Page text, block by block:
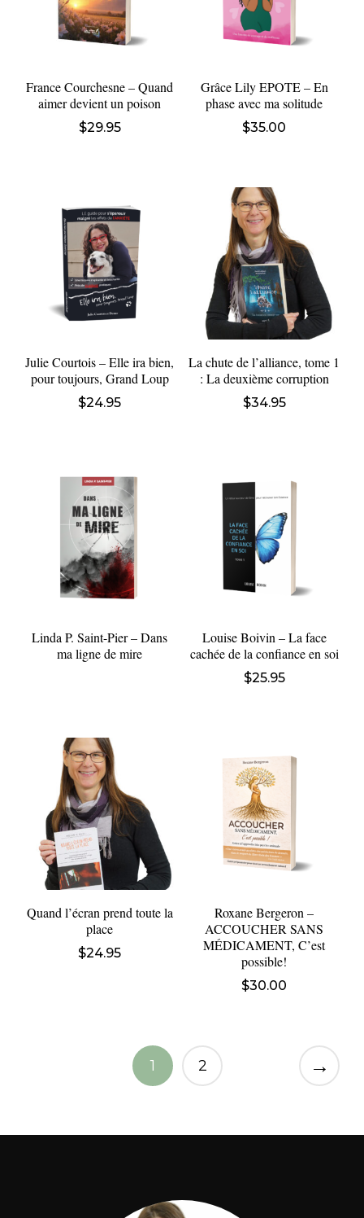
France Courchesne – Quand
aimer devient un poison
$29.95
Grâce Lily EPOTE – En
phase avec ma solitude
$35.00
Julie Courtois – Elle ira bien,
pour toujours, Grand Loup
$24.95
La chute de l’alliance, tome 1
: La deuxième corruption
$34.95
Linda P. Saint-Pier – Dans
ma ligne de mire
Louise Boivin – La face
cachée de la confiance en soi
$25.95
Quand l’écran prend toute la
place
$24.95
Roxane Bergeron –
ACCOUCHER SANS
MÉDICAMENT, C’est
possible!
$30.00
1 2 →